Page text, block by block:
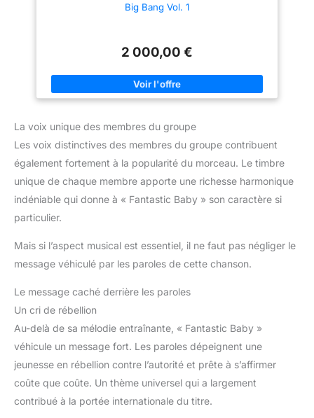
Big Bang Vol. 1
2 000,00 €
La voix unique des membres du groupe
Les voix distinctives des membres du groupe contribuent
également fortement à la popularité du morceau. Le timbre
unique de chaque membre apporte une richesse harmonique
indéniable qui donne à « Fantastic Baby » son caractère si
particulier.
Mais si l’aspect musical est essentiel, il ne faut pas négliger le
message véhiculé par les paroles de cette chanson.
Le message caché derrière les paroles
Un cri de rébellion
Au-delà de sa mélodie entraînante, « Fantastic Baby »
véhicule un message fort. Les paroles dépeignent une
jeunesse en rébellion contre l’autorité et prête à s’affirmer
coûte que coûte. Un thème universel qui a largement
contribué à la portée internationale du titre.